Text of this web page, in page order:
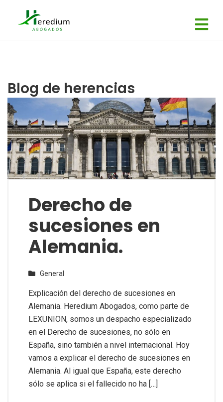
Blog de herencias
Derecho de
sucesiones en
Alemania.
General
Explicación del derecho de sucesiones en
Alemania. Heredium Abogados, como parte de
LEXUNION, somos un despacho especializado
en el Derecho de sucesiones, no sólo en
España, sino también a nivel internacional. Hoy
vamos a explicar el derecho de sucesiones en
Alemania. Al igual que España, este derecho
sólo se aplica si el fallecido no ha […]